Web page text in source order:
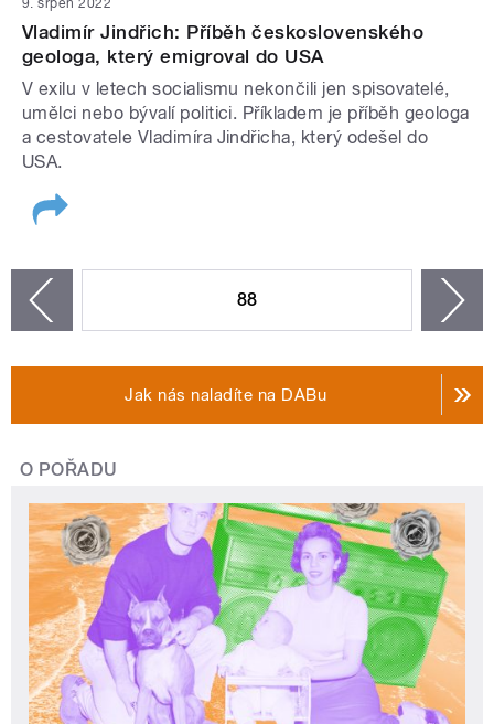
Vladimír Jindřich: Příběh československého
geologa, který emigroval do USA
V exilu v letech socialismu nekončili jen spisovatelé,
umělci nebo bývalí politici. Příkladem je příběh geologa
a cestovatele Vladimíra Jindřicha, který odešel do
USA.
88
Jak nás naladíte na DABu
O POŘADU